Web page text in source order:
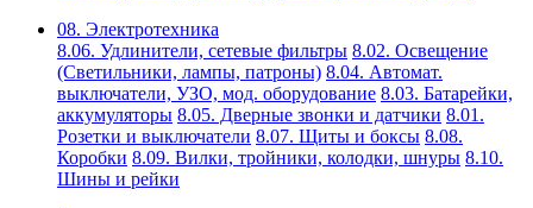
08. Электротехника
8.06. Удлинители, сетевые фильтры 8.02. Освещение
(Светильники, лампы, патроны) 8.04. Автомат.
выключатели, УЗО, мод. оборудование 8.03. Батарейки,
аккумуляторы 8.05. Дверные звонки и датчики 8.01.
Розетки и выключатели 8.07. Щиты и боксы 8.08.
Коробки 8.09. Вилки, тройники, колодки, шнуры 8.10.
Шины и рейки